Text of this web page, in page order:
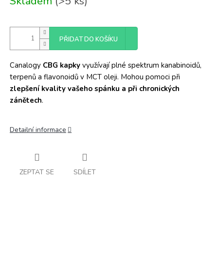
cena:
PŘIDAT DO KOŠÍKU
Canalogy CBG kapky využívají plné spektrum kanabinoidů,
terpenů a flavonoidů v MCT oleji. Mohou pomoci při
zlepšení kvality vašeho spánku a při chronických
zánětech.
Detailní informace
ZEPTAT SE SDÍLET